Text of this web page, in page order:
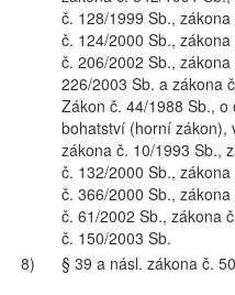
č. 128/1999 Sb.,
č. 124/2000 Sb.,
č. 206/2002 Sb.,
226/2003 Sb. a zákona
Zákon č. 44/1988 Sb.,
bohatství (horní zákon),
zákona č. 10/1993 Sb.,
č. 132/2000 Sb.,
č. 366/2000 Sb.,
č. 61/2002 Sb., zákona
č. 150/2003 Sb.
8)
§ 39 a násl. zákona č.